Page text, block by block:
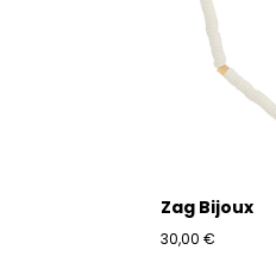
Zag Bijoux
30,00 €